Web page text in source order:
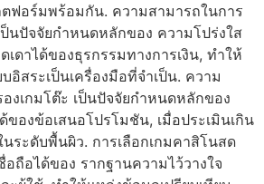
ตฟอร์มพร้อมกัน. ความสามารถในการ
ป็นปัจจัยกำหนดหลักของ ความโปร่งใส
ดาได้ของธุรกรรมทางการเงิน, ทำให้
อิสระเป็นเครื่องมือที่จำเป็น. ความ
งเกมโต๊ะ เป็นปัจจัยกำหนดหลักของ
องข้อเสนอโปรโมชัน, เมื่อประเมินเกิน
ระดับพื้นผิว. การเลือกเกมคาสิโนสด
ถือได้ของ รากฐานความไว้วางใจ